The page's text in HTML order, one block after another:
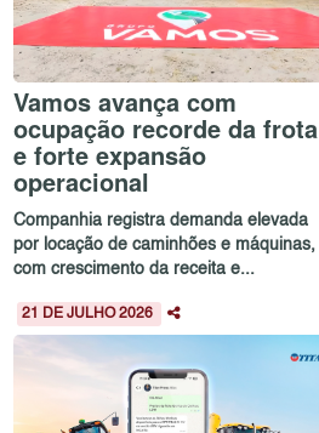
Vamos avança com
ocupação recorde da frota
e forte expansão
operacional
Companhia registra demanda elevada
por locação de caminhões e máquinas,
com crescimento da receita e...
21 DE JULHO 2026